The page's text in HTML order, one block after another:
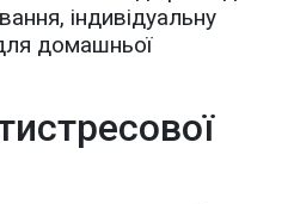
індивідуальну
домашньої